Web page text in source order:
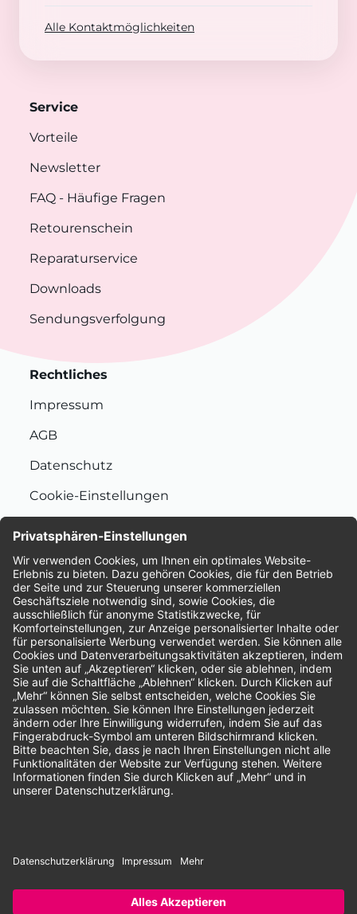
Alle Kontaktmöglichkeiten
Service
Vorteile
Newsletter
FAQ - Häufige Fragen
Retourenschein
Reparaturservice
Downloads
Sendungsverfolgung
Rechtliches
Impressum
AGB
Datenschutz
Cookie-Einstellungen
Bewertungen
Unsere Zahlungsarten:
Rechnung SEPA-Lastschrift Vorkasse